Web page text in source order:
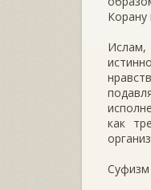
Корану
Ислам,
как
Суфизм